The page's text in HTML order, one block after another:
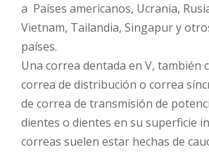
a Países americanos, Ucrania,
Vietnam, Tailandia, Singapur y
países.
Una correa dentada en V, también
correa de distribución o correa
de correa de transmisión de
dientes o dientes en su superficie
correas suelen estar hechas de